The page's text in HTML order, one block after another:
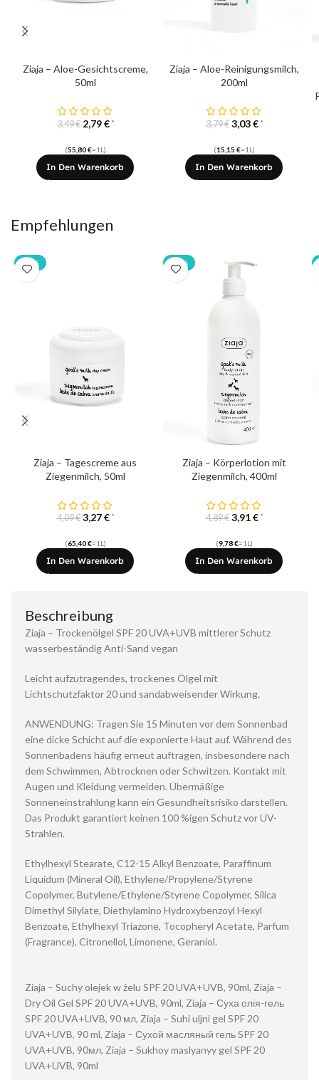
Ziaja – Aloe-Gesichtscreme,
50ml
3,49€ 2,79€ *
(55,80€=1L)
In Den Warenkorb
Ziaja – Aloe-Reinigungsmilch,
200ml
3,79€ 3,03€ *
(15,15 €=1L)
In Den Warenkorb
Empfehlungen
-20%
Ziaja – Tagescreme aus
Ziegenmilch, 50ml
4,09€ 3,27€ *
(65,40€=1L)
In Den Warenkorb
-20%
Ziaja – Körperlotion mit
Ziegenmilch, 400ml
4,89€ 3,91€ *
(9,78€=1L)
In Den Warenkorb
Beschreibung
Ziaja – Trockenölgel SPF 20 UVA+UVB mittlerer Schutz
wasserbeständig Anti-Sand vegan
Leicht aufzutragendes, trockenes Ölgel mit
Lichtschutzfaktor 20 und sandabweisender Wirkung.
ANWENDUNG: Tragen Sie 15 Minuten vor dem Sonnenbad
eine dicke Schicht auf die exponierte Haut auf. Während des
Sonnenbadens häufig erneut auftragen, insbesondere nach
dem Schwimmen, Abtrocknen oder Schwitzen. Kontakt mit
Augen und Kleidung vermeiden. Übermäßige
Sonneneinstrahlung kann ein Gesundheitsrisiko darstellen.
Das Produkt garantiert keinen 100 %igen Schutz vor UV-
Strahlen.
Ethylhexyl Stearate, C12-15 Alkyl Benzoate, Paraffinum
Liquidum (Mineral Oil), Ethylene/Propylene/Styrene
Copolymer, Butylene/Ethylene/Styrene Copolymer, Silica
Dimethyl Silylate, Diethylamino Hydroxybenzoyl Hexyl
Benzoate, Ethylhexyl Triazone, Tocopheryl Acetate, Parfum
(Fragrance), Citronellol, Limonene, Geraniol.
Ziaja – Suchy olejek w żelu SPF 20 UVA+UVB, 90ml, Ziaja –
Dry Oil Gel SPF 20 UVA+UVB, 90ml, Ziaja – Суха олія-гель
SPF 20 UVA+UVB, 90 мл, Ziaja – Suhi uljni gel SPF 20
UVA+UVB, 90 ml, Ziaja – Сухой масляный гель SPF 20
UVA+UVB, 90мл, Ziaja – Sukhoy maslyanyy gel SPF 20
UVA+UVB, 90ml